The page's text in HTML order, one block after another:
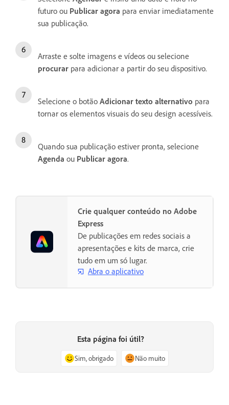
futuro ou Publicar agora para enviar imediatamente
sua publicação.
Arraste e solte imagens e vídeos ou selecione
procurar para adicionar a partir do seu dispositivo.
Selecione o botão Adicionar texto alternativo para
tornar os elementos visuais do seu design acessíveis.
Quando sua publicação estiver pronta, selecione
Agenda ou Publicar agora.
Crie qualquer conteúdo no Adobe
Express
De publicações em redes sociais a
apresentações e kits de marca, crie
tudo em um só lugar.
Abra o aplicativo
Esta página foi útil?
Sim, obrigado Não muito